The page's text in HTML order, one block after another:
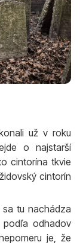
už v roku
o najstarší
cintorína tkvie
cintorín
tu nachádza
odhadov
je, že